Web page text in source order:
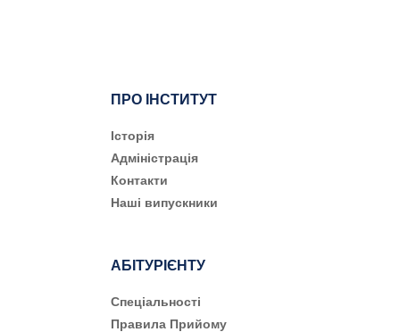
ПРО ІНСТИТУТ
Історія
Адміністрація
Контакти
Наші випускники
АБІТУРІЄНТУ
Cпеціальності
Правила Прийому